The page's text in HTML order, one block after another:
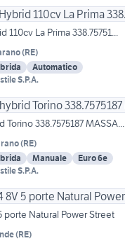
110cv La Prima 338.75751...
(RE)
Automatico
S.P.A.
Torino 338.7575187 MASSA...
(RE)
Manuale
Euro 6e
S.P.A.
porte Natural Power Street
(RE)